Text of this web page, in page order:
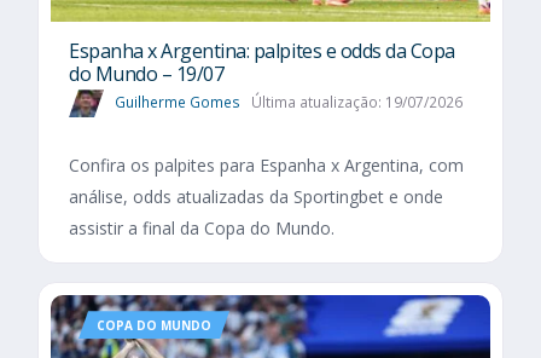
Espanha x Argentina: palpites e odds da Copa
do Mundo – 19/07
Guilherme Gomes Última atualização: 19/07/2026
Confira os palpites para Espanha x Argentina, com
análise, odds atualizadas da Sportingbet e onde
assistir a final da Copa do Mundo.
COPA DO MUNDO